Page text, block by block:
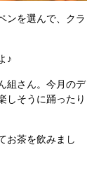
ンを選んで、クラ
♪
組さん。今月のデ
しそうに踊ったり
お茶を飲みまし